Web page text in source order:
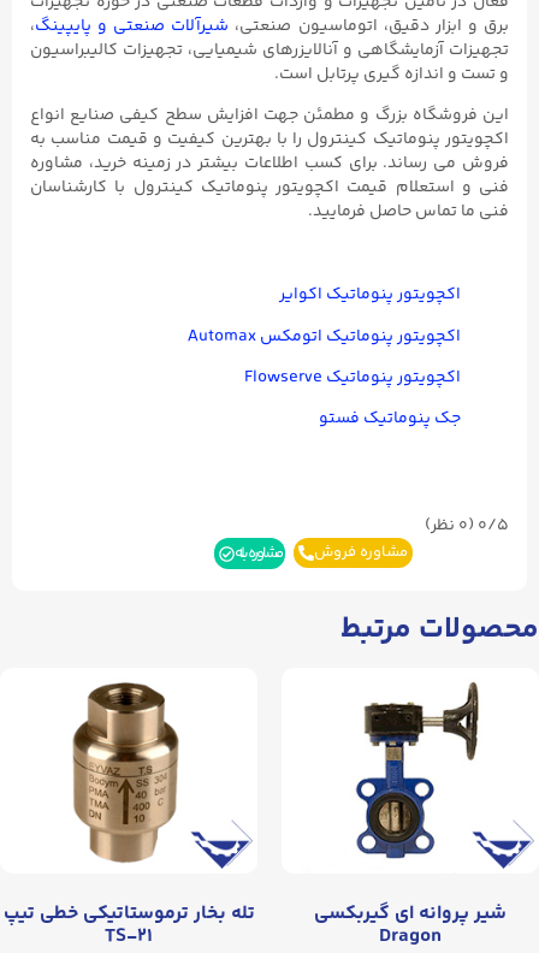
برق و ابزار دقیق، اتوماسیون صنعتی، شیرآلات صنعتی و پایپینگ،
تجهیزات آزمایشگاهی و آنالایزرهای شیمیایی، تجهیزات کالیبراسیون
و تست و اندازه گیری پرتابل است.
این فروشگاه بزرگ و مطمئن جهت افزایش سطح کیفی صنایع انواع
اکچویتور پنوماتیک کینترول را با بهترین کیفیت و قیمت مناسب به
فروش می رساند. برای کسب اطلاعات بیشتر در زمینه خرید، مشاوره
فنی و استعلام قیمت اکچویتور پنوماتیک کینترول با کارشناسان
فنی ما تماس حاصل فرمایید.
اکچویتور پنوماتیک اکوایر
اکچویتور پنوماتیک اتومکس Automax
اکچویتور پنوماتیک Flowserve
جک پنوماتیک فستو
0/5 (۰ نظر)
مشاوره فروش مشاوره بله
محصولات مرتبط
شیر پروانه‌ ای گیربکسی
Dragon
تله بخار ترموستاتیکی خطی تیپ
TS-۲۱